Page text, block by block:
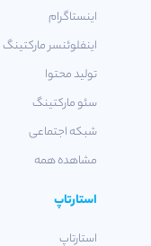
اینستاگرام
اینفلوئنسر مارکتینگ
تولید محتوا
سئو مارکتینگ
شبکه اجتماعی
مشاهده همه
استارتاپ
استارتاپ